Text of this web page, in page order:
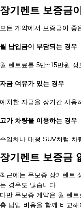
장기렌트 보증금
모든 계약에서 보증금이 좋
월 납입금이 부담되는 경우
월 렌트료를 5만~15만원
자금 여유가 있는 경우
예치한 자금을 장기간 사용
고가 차량을 이용하는 경우
수입차나 대형 SUV처럼 차
장기렌트 보증금
최근에는 무보증 장기렌트
는 경우도 많습니다.
다만 무보증 계약은 월 렌
총 납입 비용을 함께 비교해